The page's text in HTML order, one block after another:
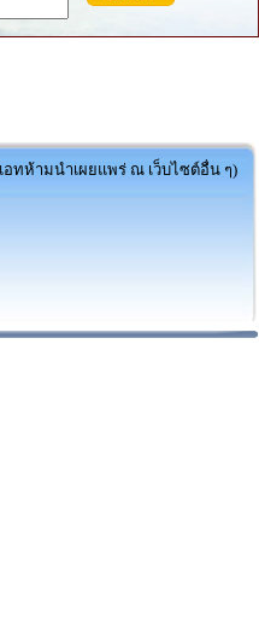
อทห้ามนำเผยแพร่ ณ เว็บไซต์อื่น ๆ)